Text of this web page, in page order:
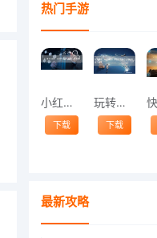
热门手游
小红书成长秘籍：如何轻松实现高效涨赞与精
下载
玩转快手，粉丝飙升！掌握这些技巧让你轻松
下载
最新攻略